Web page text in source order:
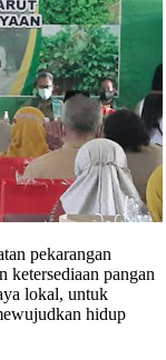
pekarangan
ketersediaan pangan
lokal, untuk
hidup